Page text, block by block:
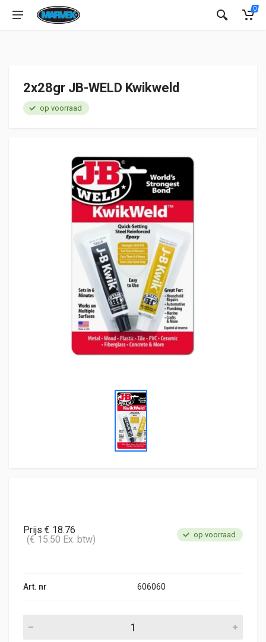
0
2x28gr JB-WELD Kwikweld
op voorraad
Prijs € 18.76
(€ 15.50 Ex. btw)
op voorraad
Art. nr 606060